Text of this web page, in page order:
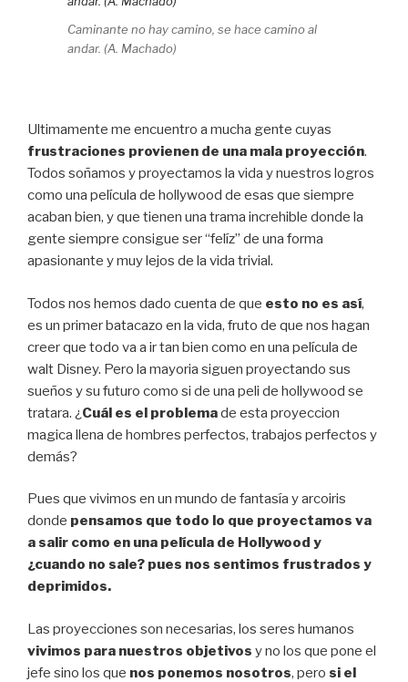
Caminante no hay camino, se hace camino al
andar. (A. Machado)
Ultimamente me encuentro a mucha gente cuyas
frustraciones provienen de una mala proyección.
Todos soñamos y proyectamos la vida y nuestros logros
como una película de hollywood de esas que siempre
acaban bien, y que tienen una trama increhible donde la
gente siempre consigue ser “felíz” de una forma
apasionante y muy lejos de la vida trivial.
Todos nos hemos dado cuenta de que esto no es así,
es un primer batacazo en la vida, fruto de que nos hagan
creer que todo va a ir tan bien como en una película de
walt Disney. Pero la mayoria siguen proyectando sus
sueños y su futuro como si de una peli de hollywood se
tratara. ¿Cuál es el problemade esta proyeccion
magica llena de hombres perfectos, trabajos perfectos y
demás?
Pues que vivimos en un mundo de fantasía y arcoiris
donde pensamos que todo lo que proyectamos va
a salir como en una película de Hollywood y
¿cuando no sale? pues nos sentimos frustrados y
deprimidos.
Las proyecciones son necesarias, los seres humanos
vivimos para nuestros objetivos y no los que pone el
jefe sino los que nos ponemos nosotros, pero si el